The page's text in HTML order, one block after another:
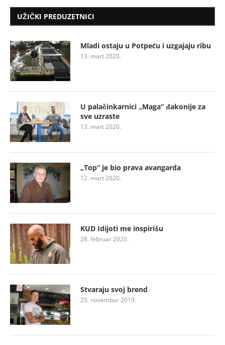
UŽIČKI PREDUZETNICI
Mladi ostaju u Potpeću i uzgajaju ribu
13. mart 2020.
U palačinkarnici „Maga“ đakonije za
sve uzraste
13. mart 2020.
„Top“ je bio prava avangarda
12. mart 2020.
KUD Idijoti me inspirišu
28. februar 2020.
Stvaraju svoj brend
25. novembar 2019.